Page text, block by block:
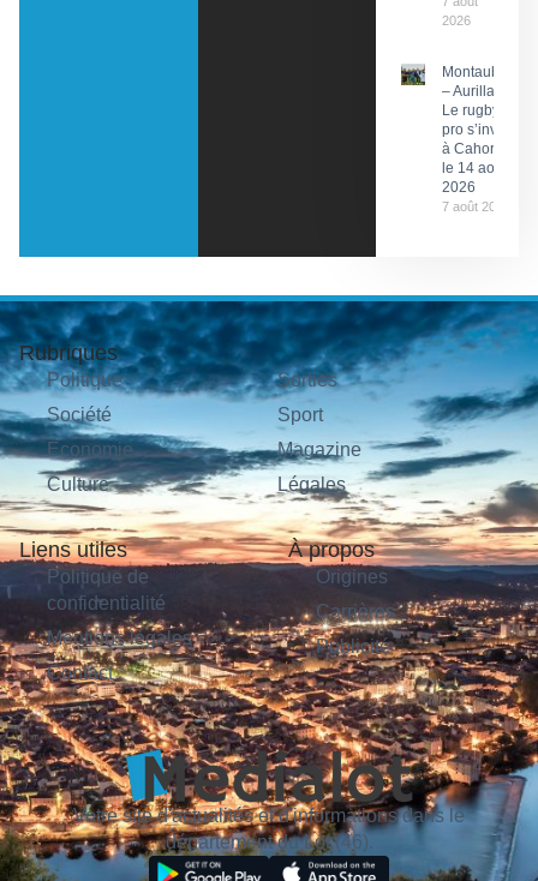
2026
Montauban
– Aurillac :
Le rugby
pro s’invite
à Cahors
le 14 août
2026
7 août 2026
Rubriques
Politique
Société
Économie
Culture
Sorties
Sport
Magazine
Légales
Liens utiles
Politique de
confidentialité
Mentions légales
Contact
À propos
Origines
Carrières
Publicité
Votre site d'actualités et d'informations dans le
département du Lot (46).